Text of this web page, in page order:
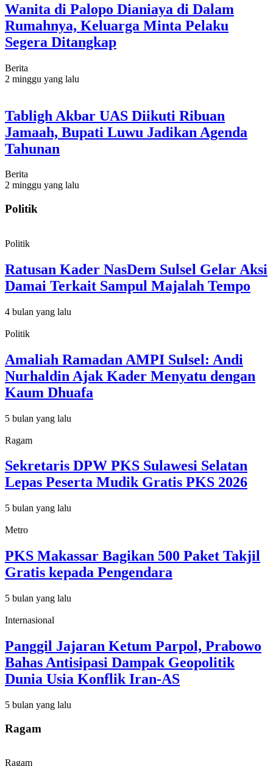
Wanita di Palopo Dianiaya di Dalam
Rumahnya, Keluarga Minta Pelaku
Segera Ditangkap
Berita
2 minggu yang lalu
Tabligh Akbar UAS Diikuti Ribuan
Jamaah, Bupati Luwu Jadikan Agenda
Tahunan
Berita
2 minggu yang lalu
Politik
Politik
Ratusan Kader NasDem Sulsel Gelar Aksi
Damai Terkait Sampul Majalah Tempo
4 bulan yang lalu
Politik
Amaliah Ramadan AMPI Sulsel: Andi
Nurhaldin Ajak Kader Menyatu dengan
Kaum Dhuafa
5 bulan yang lalu
Ragam
Sekretaris DPW PKS Sulawesi Selatan
Lepas Peserta Mudik Gratis PKS 2026
5 bulan yang lalu
Metro
PKS Makassar Bagikan 500 Paket Takjil
Gratis kepada Pengendara
5 bulan yang lalu
Internasional
Panggil Jajaran Ketum Parpol, Prabowo
Bahas Antisipasi Dampak Geopolitik
Dunia Usia Konflik Iran-AS
5 bulan yang lalu
Ragam
Ragam